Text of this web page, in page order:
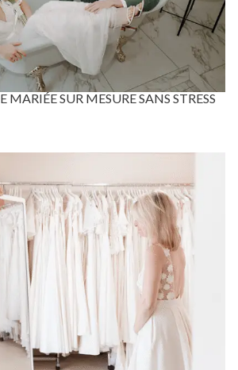
MARIÉE SUR MESURE SANS STRESS